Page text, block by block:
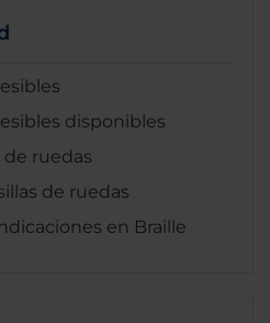
disponibles
de ruedas
de ruedas
en Braille